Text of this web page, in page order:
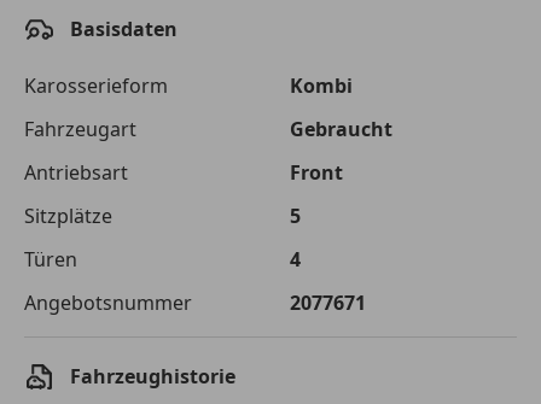
Laufzeit
Kreditbetrag
€ 13 880,-
Zu zahlender
Gesamtbetrag
€ 22 052,-
Einberechnete Gebühren
€ 0,-
Effektivzinsatz
10,52 %
Sollzinssatz
9,99 %
Monatliche Rate
Basisdaten
Karosserieform
Kombi
Fahrzeugart
Gebraucht
Antriebsart
Front
Sitzplätze
5
Türen
4
Angebotsnummer
2077671
Fahrzeughistorie